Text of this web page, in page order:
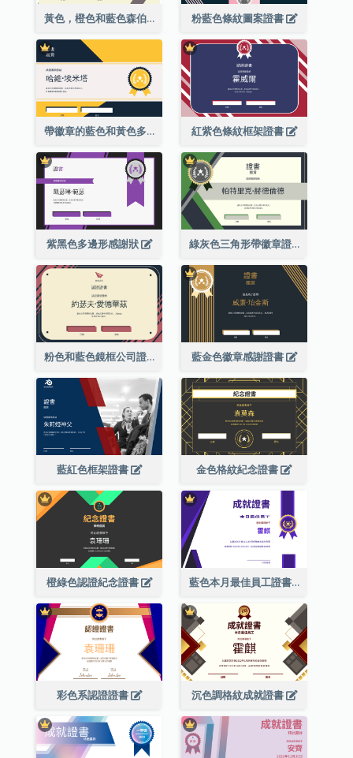
黃色，橙色和藍色森伯斯特證書 粉藍色條紋圖案證書
帶徽章的藍色和黃色多邊形證書 紅紫色條紋框架證書
紫黑色多邊形感謝狀 綠灰色三角形帶徽章證書
粉色和藍色鏡框公司證書 藍金色徽章感謝證書
藍紅色框架證書 金色格紋紀念證書
橙綠色認證紀念證書 藍色本月最佳員工證書(附標誌)
彩色系認證證書 沉色調格紋成就證書